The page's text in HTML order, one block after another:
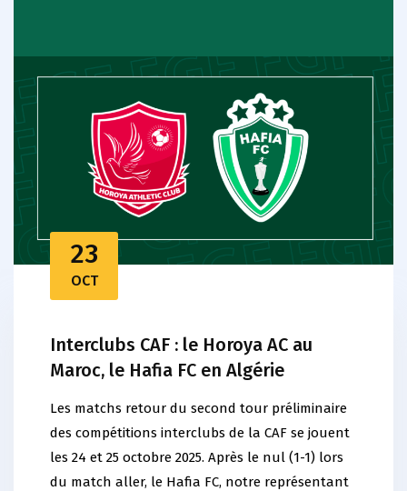
23
OCT
Interclubs CAF : le Horoya AC au
Maroc, le Hafia FC en Algérie
Les matchs retour du second tour préliminaire
des compétitions interclubs de la CAF se jouent
les 24 et 25 octobre 2025. Après le nul (1-1) lors
du match aller, le Hafia FC, notre représentant